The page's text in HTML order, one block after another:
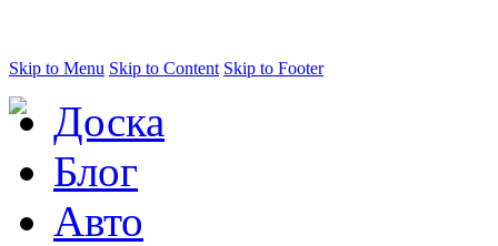
Skip to Menu Skip to Content Skip to Footer
Доска
Блог
Авто